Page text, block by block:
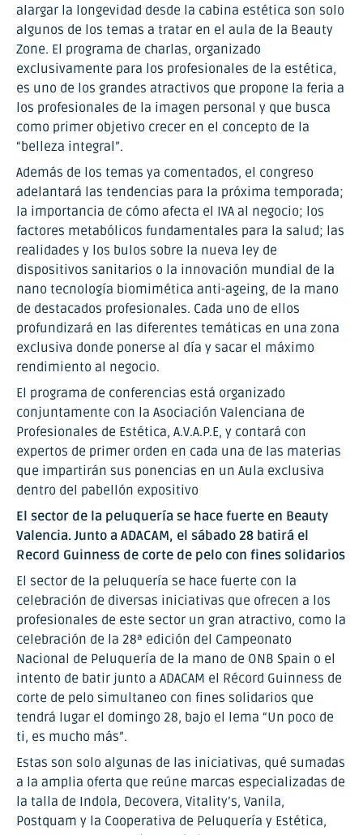
alargar la longevidad desde la cabina estética son solo
algunos de los temas a tratar en el aula de la Beauty
Zone. El programa de charlas, organizado
exclusivamente para los profesionales de la estética,
es uno de los grandes atractivos que propone la feria a
los profesionales de la imagen personal y que busca
como primer objetivo crecer en el concepto de la
“belleza integral”.
Además de los temas ya comentados, el congreso
adelantará las tendencias para la próxima temporada;
la importancia de cómo afecta el IVA al negocio; los
factores metabólicos fundamentales para la salud; las
realidades y los bulos sobre la nueva ley de
dispositivos sanitarios o la innovación mundial de la
nano tecnología biomimética anti-ageing, de la mano
de destacados profesionales. Cada uno de ellos
profundizará en las diferentes temáticas en una zona
exclusiva donde ponerse al día y sacar el máximo
rendimiento al negocio.
El programa de conferencias está organizado
conjuntamente con la Asociación Valenciana de
Profesionales de Estética, A.V.A.P.E, y contará con
expertos de primer orden en cada una de las materias
que impartirán sus ponencias en un Aula exclusiva
dentro del pabellón expositivo
El sector de la peluquería se hace fuerte en Beauty
Valencia. Junto a ADACAM, el sábado 28 batirá el
Record Guinness de corte de pelo con fines solidarios
El sector de la peluquería se hace fuerte con la
celebración de diversas iniciativas que ofrecen a los
profesionales de este sector un gran atractivo, como la
celebración de la 28ª edición del Campeonato
Nacional de Peluquería de la mano de ONB Spain o el
intento de batir junto a ADACAM el Récord Guinness de
corte de pelo simultaneo con fines solidarios que
tendrá lugar el domingo 28, bajo el lema “Un poco de
ti, es mucho más”.
Estas son solo algunas de las iniciativas, qué sumadas
a la amplia oferta que reúne marcas especializadas de
la talla de Indola, Decovera, Vitality’s, Vanila,
Postquam y la Cooperativa de Peluquería y Estética,